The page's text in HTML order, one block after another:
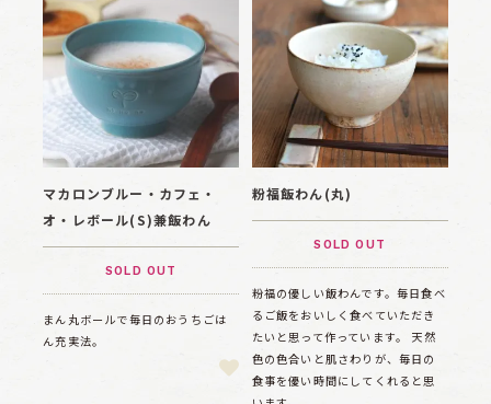
マカロンブルー・カフェ・
オ・レボール(S)兼飯わん
SOLD OUT
まん丸ボールで毎日のおうちごは
ん充実法。
粉福飯わん(丸)
SOLD OUT
粉福の優しい飯わんです。毎日食べ
るご飯をおいしく食べていただき
たいと思って作っています。 天然
色の色合いと肌さわりが、毎日の
食事を優い時間にしてくれると思